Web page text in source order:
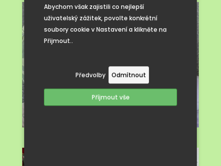
Abychom však zajistili co nejlepší
uživatelský zážitek, povolte konkrétní
soubory cookie v Nastavení a klikněte na
Přijmout..
Předvolby Odmítnout
Příjmout vše